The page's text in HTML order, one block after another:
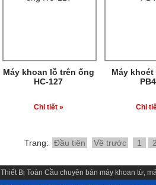
Máy khoan lỗ trên ống
HC-127
Chi tiết »
Máy khoét
Chi
Trang: Đầu tiên Về trước 1 2
Thiết Bị Toàn Cầu chuyên bán máy khoan từ,